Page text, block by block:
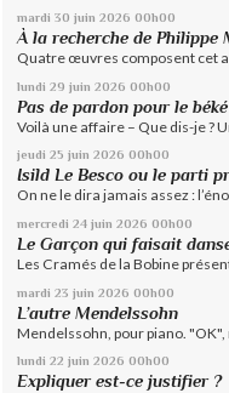
mardi 30 juin 2026 00h00
À la recherche de Philippe
Quatre œuvres composent cet
lundi 29 juin 2026 00h00
Pas de pardon pour le béké
Voilà une affaire – Que dis-je ?
jeudi 25 juin 2026 00h00
Isild Le Besco ou le parti
On ne le dira jamais assez :
mercredi 24 juin 2026 00h00
Le Garçon qui faisait
Les Cramés de la Bobine
mardi 23 juin 2026 00h00
L’autre Mendelssohn
Mendelssohn, pour piano. "OK",
lundi 22 juin 2026 00h00
Expliquer est-ce justifier ?